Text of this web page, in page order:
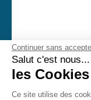
Continuer sans
Salut c'est nous...
les
Ce site utilise des
Avec la